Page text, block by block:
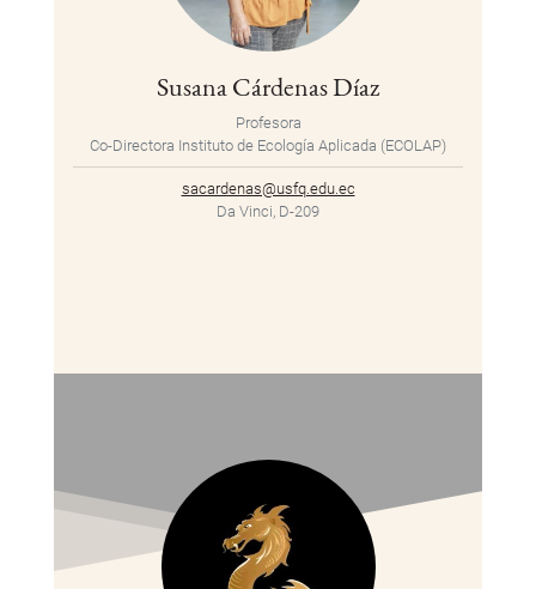
Susana Cárdenas Díaz
Profesora
Co-Directora Instituto de Ecología Aplicada (ECOLAP)
sacardenas@usfq.edu.ec
Da Vinci, D-209